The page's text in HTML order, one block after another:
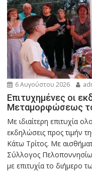
6 Αυγούστου 2026
Επιτυχημένες οι
Μεταμορφώσεως
Με ιδιαίτερη επιτυχία
εκδηλώσεις προς τιμήν
Κάτω Τρίτος. Με
Σύλλογος
με επιτυχία το διήμερο